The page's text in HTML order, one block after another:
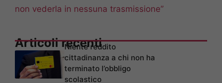
non vederla in nessuna trasmissione”
Articoli recenti
Niente reddito
cittadinanza a chi non ha
terminato l’obbligo
scolastico